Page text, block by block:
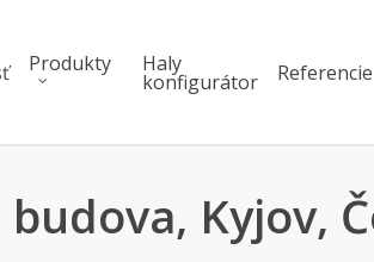
Produkty Haly
konfigurátor Referencie
budova, Kyjov,